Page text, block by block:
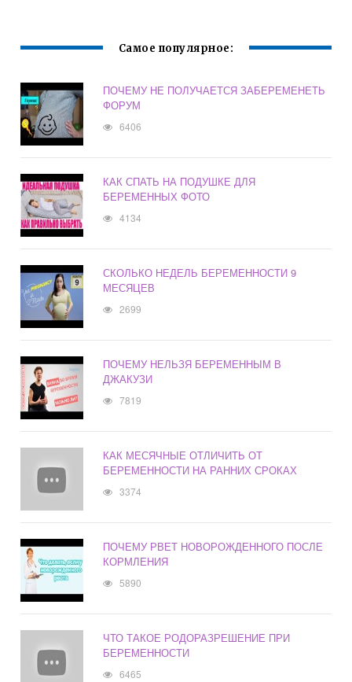
Самое популярное:
ПОЧЕМУ НЕ ПОЛУЧАЕТСЯ ЗАБЕРЕМЕНЕТЬ
ФОРУМ
6406
КАК СПАТЬ НА ПОДУШКЕ ДЛЯ
БЕРЕМЕННЫХ ФОТО
4134
СКОЛЬКО НЕДЕЛЬ БЕРЕМЕННОСТИ 9
МЕСЯЦЕВ
2699
ПОЧЕМУ НЕЛЬЗЯ БЕРЕМЕННЫМ В
ДЖАКУЗИ
7819
КАК МЕСЯЧНЫЕ ОТЛИЧИТЬ ОТ
БЕРЕМЕННОСТИ НА РАННИХ СРОКАХ
3374
ПОЧЕМУ РВЕТ НОВОРОЖДЕННОГО ПОСЛЕ
КОРМЛЕНИЯ
5890
ЧТО ТАКОЕ РОДОРАЗРЕШЕНИЕ ПРИ
БЕРЕМЕННОСТИ
6465